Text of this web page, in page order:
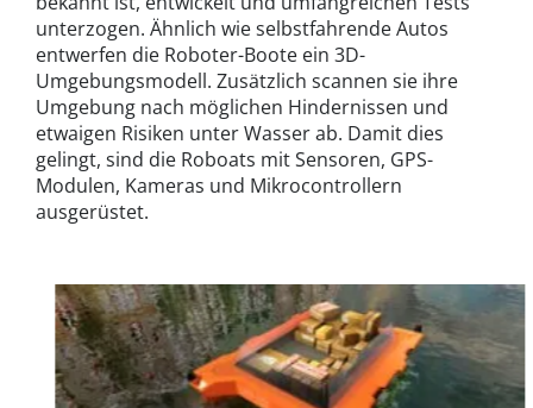
unterzogen. Ähnlich wie selbstfahrende Autos
entwerfen die Roboter-Boote ein 3D-
Umgebungsmodell. Zusätzlich scannen sie ihre
Umgebung nach möglichen Hindernissen und
etwaigen Risiken unter Wasser ab. Damit dies
gelingt, sind die Roboats mit Sensoren, GPS-
Modulen, Kameras und Mikrocontrollern
ausgerüstet.